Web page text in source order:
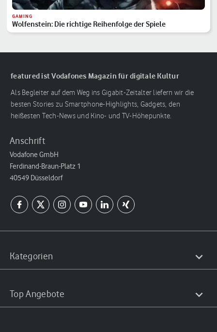
GAMING
Wolfenstein: Die richtige Reihenfolge der Spiele
featured ist Vodafones Magazin für digitale Kultur
Als Begleiter auf dem Weg ins Gigabit-Zeitalter liefern wir die
besten Stories zu Smartphone-Highlights, Gadgets, den
heißesten Tech-News und Kino- und TV-Höhepunkte.
Anschrift
Vodafone GmbH
Ferdinand-Braun-Platz 1
40549 Düsseldorf
Kategorien
Top Angebote